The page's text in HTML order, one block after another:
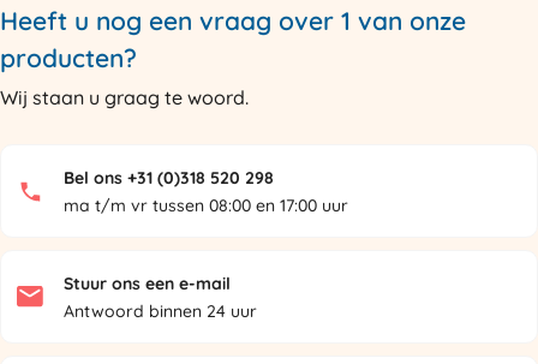
Heeft u nog een vraag over 1 van onze
producten?
Wij staan u graag te woord.
Bel ons +31 (0)318 520 298
ma t/m vr tussen 08:00 en 17:00 uur
Stuur ons een e-mail
Antwoord binnen 24 uur